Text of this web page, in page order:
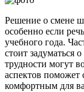
Решение о смене
особенно если
учебного года.
стоит задуматься
трудности могут
аспектов поможет
комфортным для